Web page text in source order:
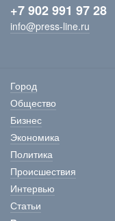
+7 902 991 97 28
info@press-line.ru
Город
Общество
Бизнес
Экономика
Политика
Происшествия
Интервью
Статьи